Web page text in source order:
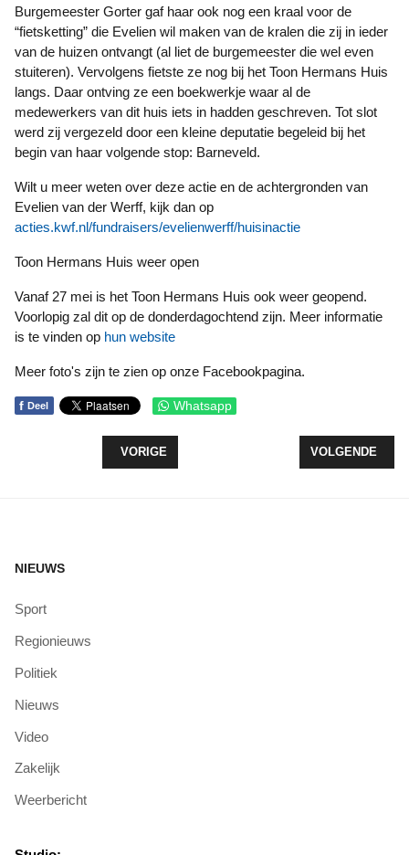
Burgemeester Gorter gaf haar ook nog een kraal voor de
“fietsketting” die Evelien wil maken van de kralen die zij in ieder
van de huizen ontvangt (al liet de burgemeester die wel even
stuiteren). Vervolgens fietste ze nog bij het Toon Hermans Huis
langs. Daar ontving ze een boekwerkje waar al de
medewerkers van dit huis iets in hadden geschreven. Tot slot
werd zij vergezeld door een kleine deputatie begeleid bij het
begin van haar volgende stop: Barneveld.
Wilt u meer weten over deze actie en de achtergronden van
Evelien van der Werff, kijk dan op
acties.kwf.nl/fundraisers/evelienwerff/huisinactie
Toon Hermans Huis weer open
Vanaf 27 mei is het Toon Hermans Huis ook weer geopend.
Voorlopig zal dit op de donderdagochtend zijn. Meer informatie
is te vinden op hun website
Meer foto's zijn te zien op onze Facebookpagina.
f Deel Whatsapp
VORIG ARTIKEL: PETITIE TEGEN WOONTOREN
VORIGE VOLGENDE
VOLGENDE
NIEUWS
Sport
Regionieuws
Politiek
Nieuws
Video
Zakelijk
Weerbericht